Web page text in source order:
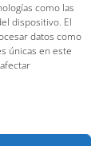
como las
dispositivo. El
datos como
únicas en este
2026